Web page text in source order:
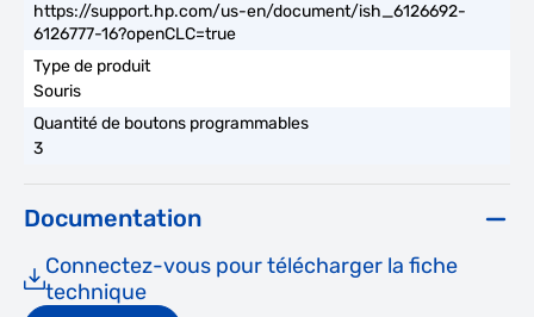
https://support.hp.com/us-en/document/ish_6126692-
6126777-16?openCLC=true
Souris
3
Documentation
Connectez-vous pour télécharger la fiche
technique